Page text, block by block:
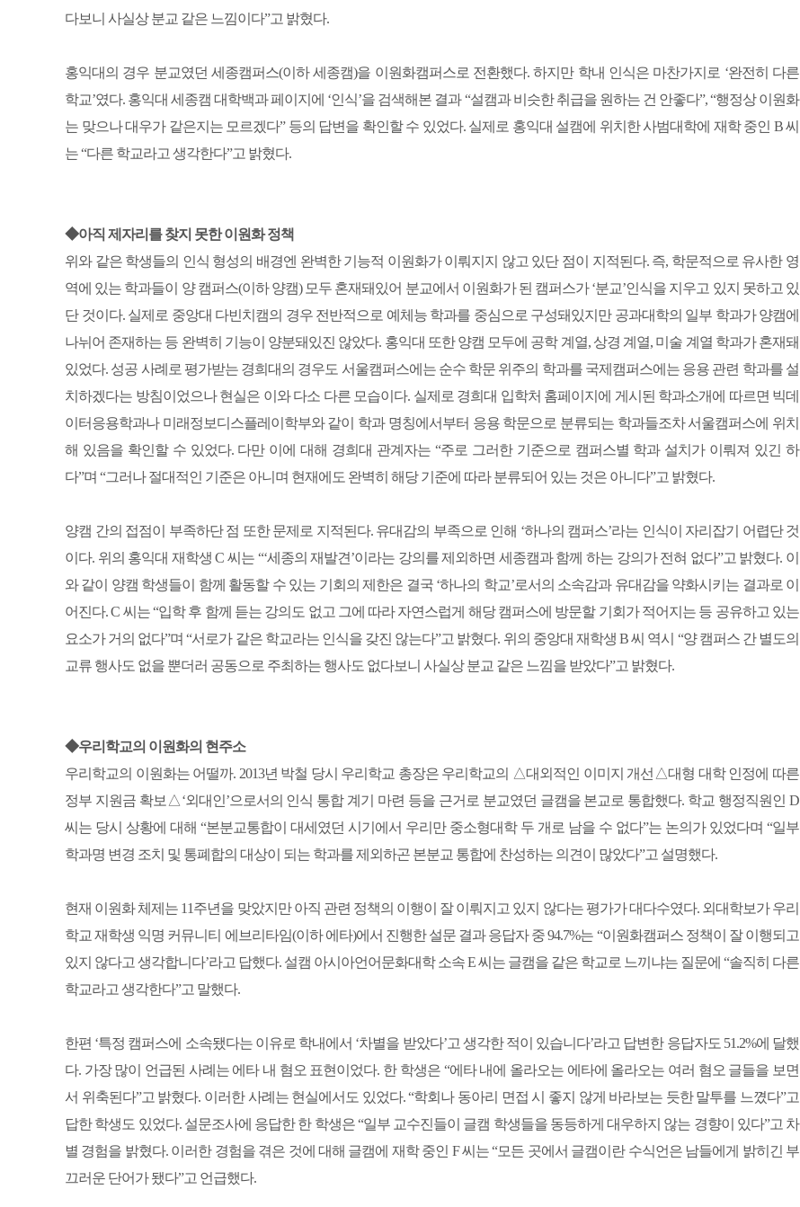
다보니 사실상 분교 같은 느낌이다”고 밝혔다.
홍익대의 경우 분교였던 세종캠퍼스(이하 세종캠)을 이원화캠퍼스로 전환했다. 하지만 학내 인식은 마찬가지로 ‘완전히 다른
학교’였다. 홍익대 세종캠 대학백과 페이지에 ‘인식’을 검색해본 결과 “설캠과 비슷한 취급을 원하는 건 안좋다”, “행정상 이원화
는 맞으나 대우가 같은지는 모르겠다” 등의 답변을 확인할 수 있었다. 실제로 홍익대 설캠에 위치한 사범대학에 재학 중인 B 씨
는 “다른 학교라고 생각한다”고 밝혔다.
◆아직 제자리를 찾지 못한 이원화 정책
위와 같은 학생들의 인식 형성의 배경엔 완벽한 기능적 이원화가 이뤄지지 않고 있단 점이 지적된다. 즉, 학문적으로 유사한 영
역에 있는 학과들이 양 캠퍼스(이하 양캠) 모두 혼재돼있어 분교에서 이원화가 된 캠퍼스가 ‘분교’인식을 지우고 있지 못하고 있
단 것이다. 실제로 중앙대 다빈치캠의 경우 전반적으로 예체능 학과를 중심으로 구성돼있지만 공과대학의 일부 학과가 양캠에
나뉘어 존재하는 등 완벽히 기능이 양분돼있진 않았다. 홍익대 또한 양캠 모두에 공학 계열, 상경 계열, 미술 계열 학과가 혼재돼
있었다. 성공 사례로 평가받는 경희대의 경우도 서울캠퍼스에는 순수 학문 위주의 학과를 국제캠퍼스에는 응용 관련 학과를 설
치하겠다는 방침이었으나 현실은 이와 다소 다른 모습이다. 실제로 경희대 입학처 홈페이지에 게시된 학과소개에 따르면 빅데
이터응용학과나 미래정보디스플레이학부와 같이 학과 명칭에서부터 응용 학문으로 분류되는 학과들조차 서울캠퍼스에 위치
해 있음을 확인할 수 있었다. 다만 이에 대해 경희대 관계자는 “주로 그러한 기준으로 캠퍼스별 학과 설치가 이뤄져 있긴 하
다”며 “그러나 절대적인 기준은 아니며 현재에도 완벽히 해당 기준에 따라 분류되어 있는 것은 아니다”고 밝혔다.
양캠 간의 접점이 부족하단 점 또한 문제로 지적된다. 유대감의 부족으로 인해 ‘하나의 캠퍼스’라는 인식이 자리잡기 어렵단 것
이다. 위의 홍익대 재학생 C 씨는 “‘세종의 재발견’이라는 강의를 제외하면 세종캠과 함께 하는 강의가 전혀 없다”고 밝혔다. 이
와 같이 양캠 학생들이 함께 활동할 수 있는 기회의 제한은 결국 ‘하나의 학교’로서의 소속감과 유대감을 약화시키는 결과로 이
어진다. C 씨는 “입학 후 함께 듣는 강의도 없고 그에 따라 자연스럽게 해당 캠퍼스에 방문할 기회가 적어지는 등 공유하고 있는
요소가 거의 없다”며 “서로가 같은 학교라는 인식을 갖진 않는다”고 밝혔다. 위의 중앙대 재학생 B 씨 역시 “양 캠퍼스 간 별도의
교류 행사도 없을 뿐더러 공동으로 주최하는 행사도 없다보니 사실상 분교 같은 느낌을 받았다”고 밝혔다.
◆우리학교의 이원화의 현주소
우리학교의 이원화는 어떨까. 2013년 박철 당시 우리학교 총장은 우리학교의 △대외적인 이미지 개선△대형 대학 인정에 따른
정부 지원금 확보△‘외대인’으로서의 인식 통합 계기 마련 등을 근거로 분교였던 글캠을 본교로 통합했다. 학교 행정직원인 D
씨는 당시 상황에 대해 “본분교통합이 대세였던 시기에서 우리만 중소형대학 두 개로 남을 수 없다”는 논의가 있었다며 “일부
학과명 변경 조치 및 통폐합의 대상이 되는 학과를 제외하곤 본분교 통합에 찬성하는 의견이 많았다”고 설명했다.
현재 이원화 체제는 11주년을 맞았지만 아직 관련 정책의 이행이 잘 이뤄지고 있지 않다는 평가가 대다수였다. 외대학보가 우리
학교 재학생 익명 커뮤니티 에브리타임(이하 에타)에서 진행한 설문 결과 응답자 중 94.7%는 “이원화캠퍼스 정책이 잘 이행되고
있지 않다고 생각합니다’라고 답했다. 설캠 아시아언어문화대학 소속 E 씨는 글캠을 같은 학교로 느끼냐는 질문에 “솔직히 다른
학교라고 생각한다”고 말했다.
한편 ‘특정 캠퍼스에 소속됐다는 이유로 학내에서 ‘차별을 받았다’고 생각한 적이 있습니다’라고 답변한 응답자도 51.2%에 달했
다. 가장 많이 언급된 사례는 에타 내 혐오 표현이었다. 한 학생은 “에타 내에 올라오는 에타에 올라오는 여러 혐오 글들을 보면
서 위축된다”고 밝혔다. 이러한 사례는 현실에서도 있었다. “학회나 동아리 면접 시 좋지 않게 바라보는 듯한 말투를 느꼈다”고
답한 학생도 있었다. 설문조사에 응답한 한 학생은 “일부 교수진들이 글캠 학생들을 동등하게 대우하지 않는 경향이 있다”고 차
별 경험을 밝혔다. 이러한 경험을 겪은 것에 대해 글캠에 재학 중인 F 씨는 “모든 곳에서 글캠이란 수식언은 남들에게 밝히긴 부
끄러운 단어가 됐다”고 언급했다.